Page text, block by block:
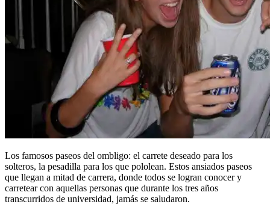
Los famosos paseos del ombligo: el carrete deseado para los
solteros, la pesadilla para los que pololean. Estos ansiados paseos
que llegan a mitad de carrera, donde todos se logran conocer y
carretear con aquellas personas que durante los tres años
transcurridos de universidad, jamás se saludaron.